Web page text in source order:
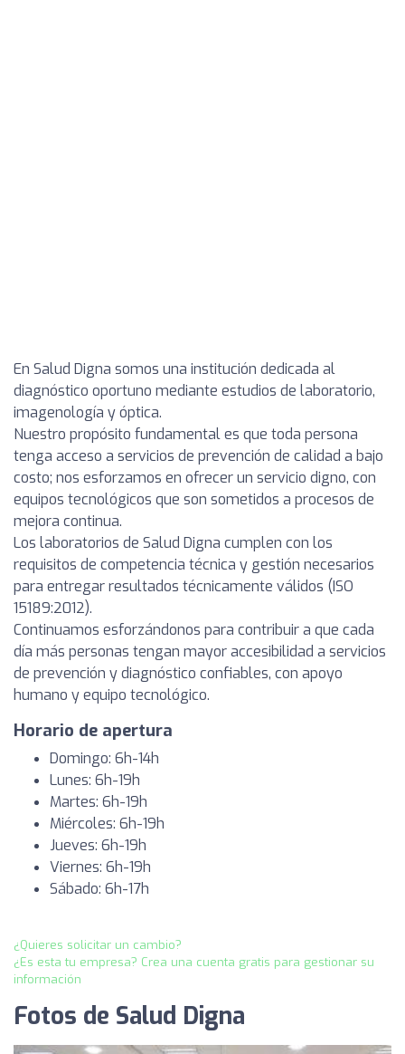
En Salud Digna somos una institución dedicada al
diagnóstico oportuno mediante estudios de laboratorio,
imagenología y óptica.
Nuestro propósito fundamental es que toda persona
tenga acceso a servicios de prevención de calidad a bajo
costo; nos esforzamos en ofrecer un servicio digno, con
equipos tecnológicos que son sometidos a procesos de
mejora continua.
Los laboratorios de Salud Digna cumplen con los
requisitos de competencia técnica y gestión necesarios
para entregar resultados técnicamente válidos (ISO
15189:2012).
Continuamos esforzándonos para contribuir a que cada
día más personas tengan mayor accesibilidad a servicios
de prevención y diagnóstico confiables, con apoyo
humano y equipo tecnológico.
Horario de apertura
Domingo: 6h-14h
Lunes: 6h-19h
Martes: 6h-19h
Miércoles: 6h-19h
Jueves: 6h-19h
Viernes: 6h-19h
Sábado: 6h-17h
¿Quieres solicitar un cambio?
¿Es esta tu empresa? Crea una cuenta gratis para gestionar su
información
Fotos de Salud Digna